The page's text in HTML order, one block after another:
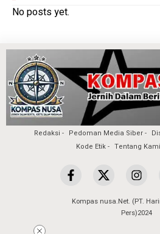
No posts yet.
Redaksi Pedoman Media Siber
Kode Etik
Tentang
Kompas nusa.Net. (PT.
Pers)2024